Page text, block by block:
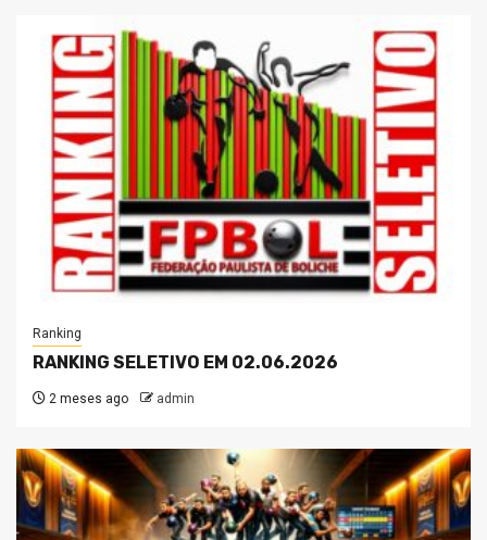
Ranking
RANKING SELETIVO EM 02.06.2026
2 meses ago admin